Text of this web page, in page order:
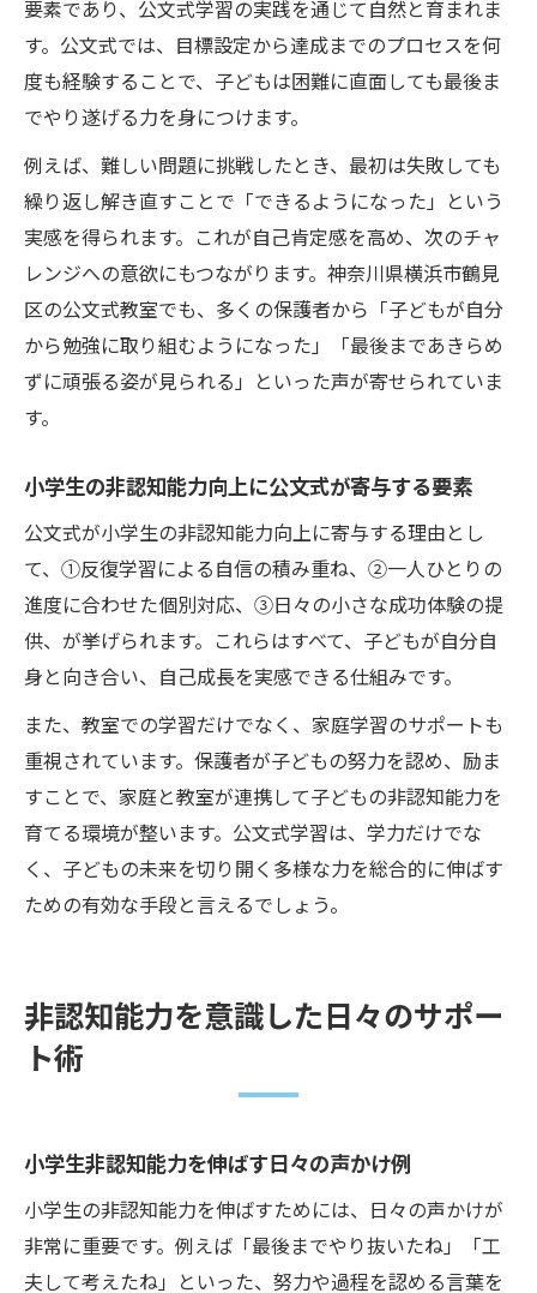
要素であり、公文式学習の実践を通じて自然と育まれま
す。公文式では、目標設定から達成までのプロセスを何
度も経験することで、子どもは困難に直面しても最後ま
でやり遂げる力を身につけます。
例えば、難しい問題に挑戦したとき、最初は失敗しても
繰り返し解き直すことで「できるようになった」という
実感を得られます。これが自己肯定感を高め、次のチャ
レンジへの意欲にもつながります。神奈川県横浜市鶴見
区の公文式教室でも、多くの保護者から「子どもが自分
から勉強に取り組むようになった」「最後まであきらめ
ずに頑張る姿が見られる」といった声が寄せられていま
す。
小学生の非認知能力向上に公文式が寄与する要素
公文式が小学生の非認知能力向上に寄与する理由とし
て、①反復学習による自信の積み重ね、②一人ひとりの
進度に合わせた個別対応、③日々の小さな成功体験の提
供、が挙げられます。これらはすべて、子どもが自分自
身と向き合い、自己成長を実感できる仕組みです。
また、教室での学習だけでなく、家庭学習のサポートも
重視されています。保護者が子どもの努力を認め、励ま
すことで、家庭と教室が連携して子どもの非認知能力を
育てる環境が整います。公文式学習は、学力だけでな
く、子どもの未来を切り開く多様な力を総合的に伸ばす
ための有効な手段と言えるでしょう。
非認知能力を意識した日々のサポー
ト術
小学生非認知能力を伸ばす日々の声かけ例
小学生の非認知能力を伸ばすためには、日々の声かけが
非常に重要です。例えば「最後までやり抜いたね」「工
夫して考えたね」といった、努力や過程を認める言葉を